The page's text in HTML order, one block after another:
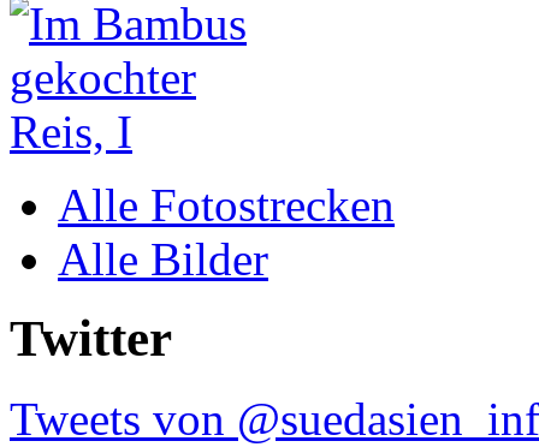
Alle Fotostrecken
Alle Bilder
Twitter
Tweets von